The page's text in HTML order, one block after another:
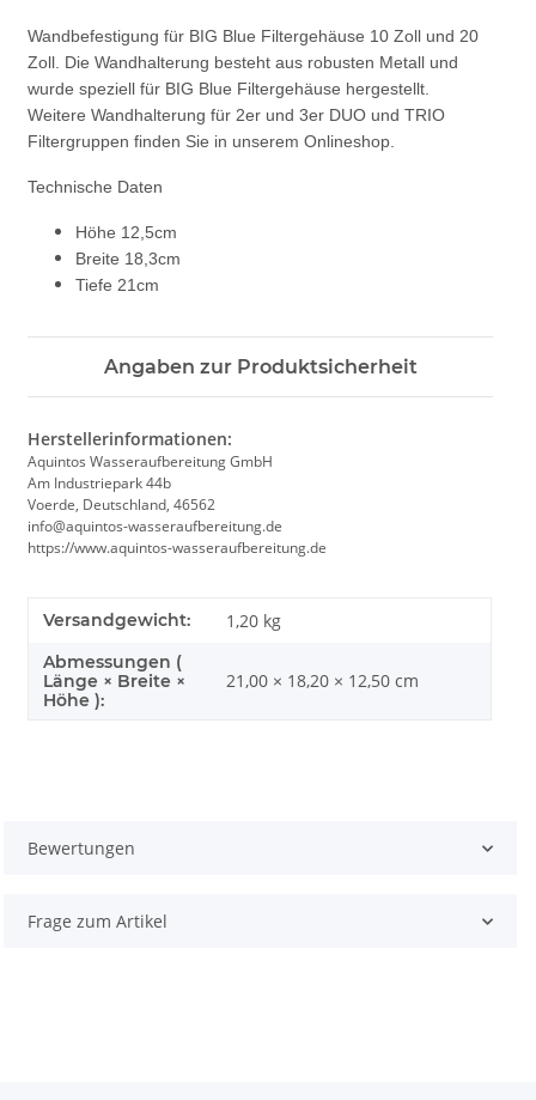
Wandbefestigung für BIG Blue Filtergehäuse 10 Zoll und 20
Zoll. Die Wandhalterung besteht aus robusten Metall und
wurde speziell für BIG Blue Filtergehäuse hergestellt.
Weitere Wandhalterung für 2er und 3er DUO und TRIO
Filtergruppen finden Sie in unserem Onlineshop.
Technische Daten
Höhe 12,5cm
Breite 18,3cm
Tiefe 21cm
Angaben zur Produktsicherheit
Herstellerinformationen:
Aquintos Wasseraufbereitung GmbH
Am Industriepark 44b
Voerde, Deutschland, 46562
info@aquintos-wasseraufbereitung.de
https://www.aquintos-wasseraufbereitung.de
Versandgewicht: 1,20 kg
Abmessungen (
Länge × Breite ×
Höhe ):
21,00 × 18,20 × 12,50 cm
Bewertungen
Frage zum Artikel